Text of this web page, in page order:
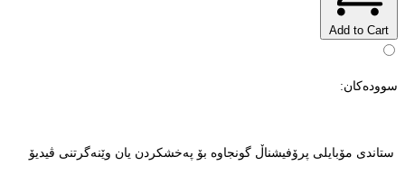
Add to Cart
سوودەکان:
ستاندی مۆبایلی پرۆفیشناڵ گونجاوە بۆ پەخشکردن یان وێنەگرتنی ڤیدیۆ